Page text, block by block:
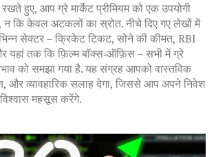
हुए, आप ग्रे मार्केट प्रीमियम को एक उपयोगी
कि केवल अटकलों का स्रोत. नीचे दिए गए लेखों में
सेक्टर – क्रिकेट टिकट, सोने की कीमत, RBI
यहां तक कि फ़िल्म बॉक्स‑ऑफ़िस – सभी में ग्रे
को समझा गया है. यह संग्रह आपको वास्तविक
और व्यावहारिक सलाह देगा, जिससे आप अपने निवेश
महसूस करेंगे.